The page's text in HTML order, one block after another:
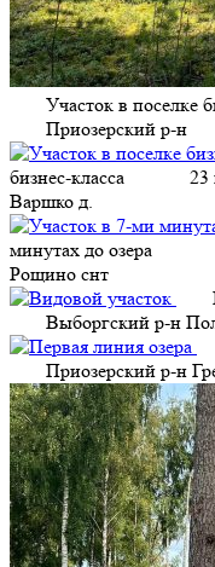
Участок в поселке
Приозерский р-н
бизнес-класса
23
Варшко д.
минутах до озера
Рощино снт
Выборгский р-н
Приозерский р-н